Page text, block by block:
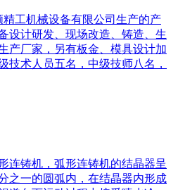
工机械设备有限公司生产的产
设计研发、现场改造、铸造、生
产厂家，另有板金、模具设计加
技术人员五名，中级技师八名，
连铸机，弧形连铸机的结晶器呈
之一的圆弧内，在结晶器内形成